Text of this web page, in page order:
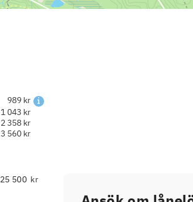
989 kr
1 043 kr
2 358 kr
3 560 kr
kr